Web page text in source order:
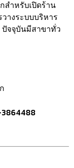
สำหรับเปิดร้าน
างระบบบริหาร
ปัจจุบันมีสาขาทั่ว